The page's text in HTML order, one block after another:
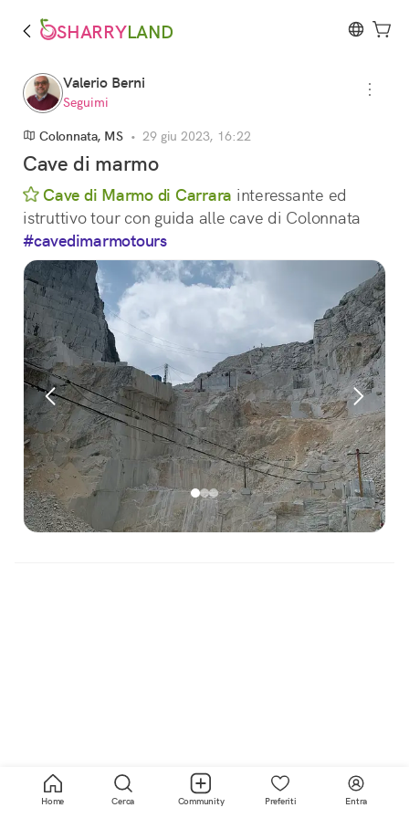
SHARRYLAND
Valerio Berni
Seguimi
Colonnata, MS•29 giu 2023, 16:22
Cave di marmo
Cave di Marmo di Carrara interessante ed
istruttivo tour con guida alle cave di Colonnata
#cavedimarmotours
Home Cerca Community Preferiti Entra